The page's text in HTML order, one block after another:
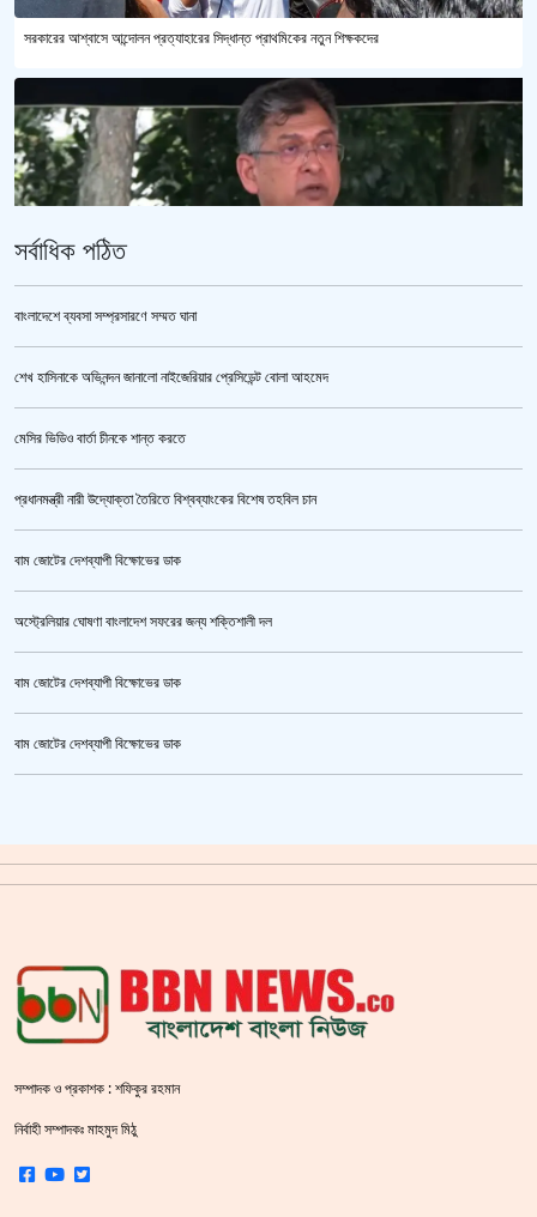
সরকারের আশ্বাসে আন্দোলন প্রত্যাহারের সিদ্ধান্ত প্রাথমিকের নতুন শিক্ষকদের
পুলিশ কোনো বিশেষ দলের বা গোষ্ঠীর লাঠিয়াল বাহিনী নয় : স্বরাষ্ট্রমন্ত্রী
সর্বাধিক পঠিত
বাংলাদেশে ব্যবসা সম্প্রসারণে সম্মত ঘানা
শেখ হাসিনাকে অভিনন্দন জানালো নাইজেরিয়ার প্রেসিডেন্ট বোলা আহমেদ
মেসির ভিডিও বার্তা চীনকে শান্ত করতে
প্রধানমন্ত্রী নারী উদ্যোক্তা তৈরিতে বিশ্বব্যাংকের বিশেষ তহবিল চান
বাম জোটের দেশব্যাপী বিক্ষোভের ডাক
অস্ট্রেলিয়ার ঘোষণা বাংলাদেশ সফরের জন্য শক্তিশালী দল
বাম জোটের দেশব্যাপী বিক্ষোভের ডাক
বাম জোটের দেশব্যাপী বিক্ষোভের ডাক
গাজীপুর মহাসড়ক অবরোধ,সিটি করপোরেশনের গাড়ি চাপায় শ্রমিক নিহত
জাল ভিসায় ইউরোপে মানুষ পাঠানোর অভিযোগে,শাহজালাল থেকে গ্রেপ্তার পাঁচজন
‘শ্লীলতাহানির সত্যতা’ মিলেছে শিক্ষক মুরাদের বিরুদ্ধে
স্বরাষ্ট্রমন্ত্রীর হুঁশিয়ারি বিএনপিকে ক‌ঠোর হ‌স্তে দমন করা হবে :
সম্পাদক ও প্রকাশক : শফিকুর রহমান
নির্বাহী সম্পাদকঃ মাহমুদ মিঠু